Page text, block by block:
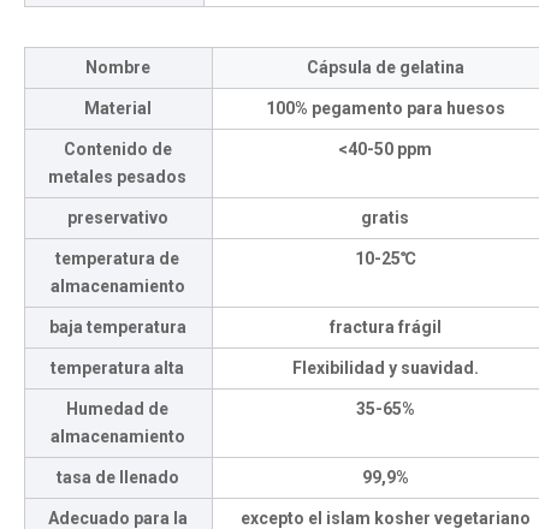
Nombre Cápsula de gelatina
Material 100% pegamento para huesos
Contenido de
metales pesados
<40-50 ppm
preservativo gratis
temperatura de
almacenamiento
10-25℃
baja temperatura fractura frágil
temperatura alta Flexibilidad y suavidad.
Humedad de
almacenamiento
35-65%
tasa de llenado 99,9%
Adecuado para la
excepto el islam kosher vegetariano